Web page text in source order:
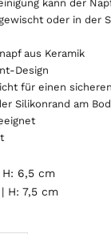
kann der
oder in der
aus Keramik
Design
für einen
Silikonrand am
H: 6,5 cm
H: 7,5 cm